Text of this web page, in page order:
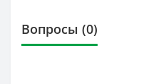
Вопросы (0)